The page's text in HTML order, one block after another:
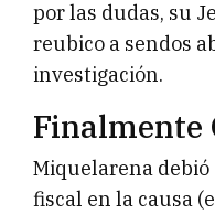
por las dudas, su
reubico a sendos
investigación.
Finalmente
Miquelarena
fiscal en la causa